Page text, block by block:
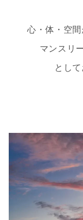
心・体・空間
マンスリ
とし